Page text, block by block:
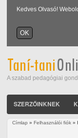
Kedves Olvasó!
A szabad pedagógiai
SZERZŐINKNEK
Címlap » Felhasználói fiók »